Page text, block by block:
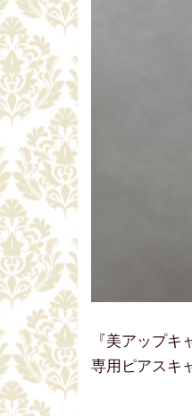
『美アップ
専用ピアスキ